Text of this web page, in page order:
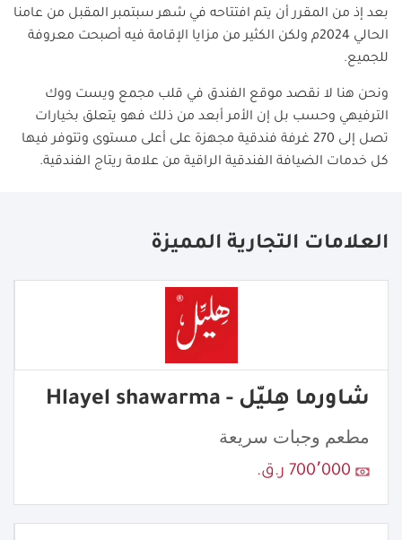
بعد إذ من المقرر أن يتم افتتاحه في شهر سبتمبر المقبل من عامنا
الحالي 2024م ولكن الكثير من مزايا الإقامة فيه أصبحت معروفة
للجميع.
ونحن هنا لا نقصد موقع الفندق في قلب مجمع ويست ووك
الترفيهي وحسب بل إن الأمر أبعد من ذلك فهو يتعلق بخيارات
تصل إلى 270 غرفة فندقية مجهزة على أعلى مستوى وتتوفر فيها
كل خدمات الضيافة الفندقية الراقية من علامة ريتاج الفندقية.
العلامات التجارية المميزة
شاورما هِليّل - Hlayel shawarma
مطعم وجبات سريعة
700٬000 ر.ق.